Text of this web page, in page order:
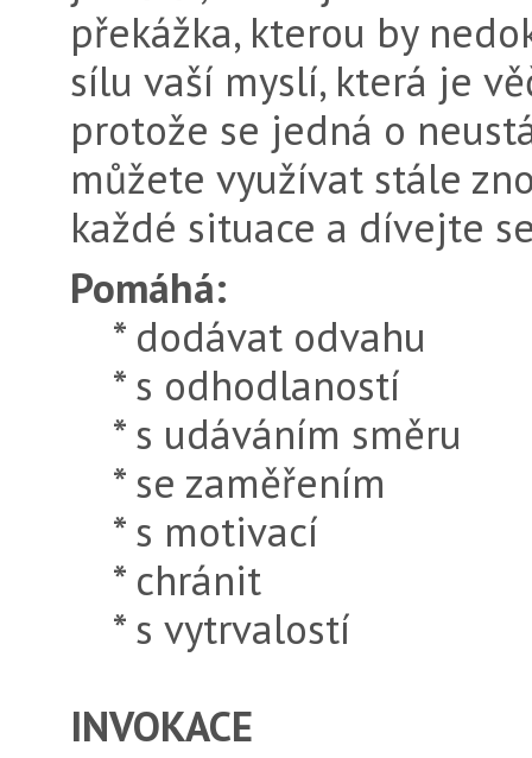
překážka, kterou by
sílu vaší myslí, která je
protože se jedná o
můžete využívat stále
každé situace a dívejte
Pomáhá:
* dodávat odvahu
* s odhodlaností
* s udáváním směru
* se zaměřením
* s motivací
* chránit
* s vytrvalostí
INVOKACE